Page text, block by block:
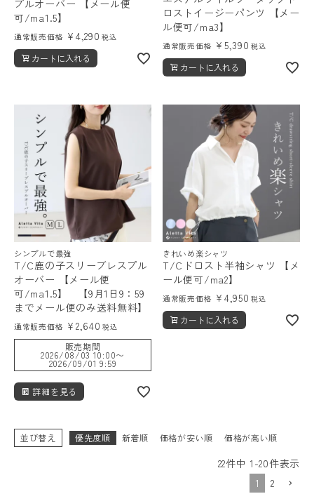
プルオーバー 【メール便
可/ma1.5】
通常販売価格 ¥ 4,290 税込
カートに入れる
ロストイージーパンツ 【メー
ル便可/ma3】
通常販売価格 ¥ 5,390 税込
カートに入れる
シンプルで最強
T/C鹿の子スリーブレスプル
オーバー 【メール便
可/ma1.5】 【9月1日9：59
までメール便のみ送料無料】
通常販売価格 ¥ 2,640 税込
販売期間
2026/08/03 10:00〜
2026/09/01 9:59
詳細を見る
きれいめ楽シャツ
T/Cドロスト半袖シャツ 【メ
ール便可/ma2】
通常販売価格 ¥ 4,950 税込
カートに入れる
並び替え 優先度順 新着順 価格が安い順 価格が高い順
22件中 1 -20件表示
1
2